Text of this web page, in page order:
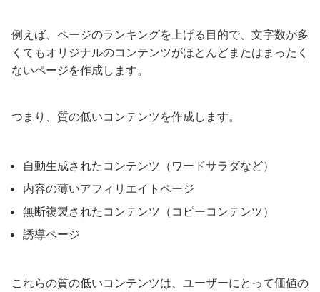
例えば、ページのランキングを上げる目的で、文字数が多
くてもオリジナルのコンテンツがほとんどまたはまったく
ないページを作成します。
つまり、質の低いコンテンツを作成します。
自動生成されたコンテンツ（ワードサラダなど）
内容の薄いアフィリエイトページ
無断複製されたコンテンツ（コピーコンテンツ）
誘導ページ
これらの質の低いコンテンツは、ユーザーにとって価値の